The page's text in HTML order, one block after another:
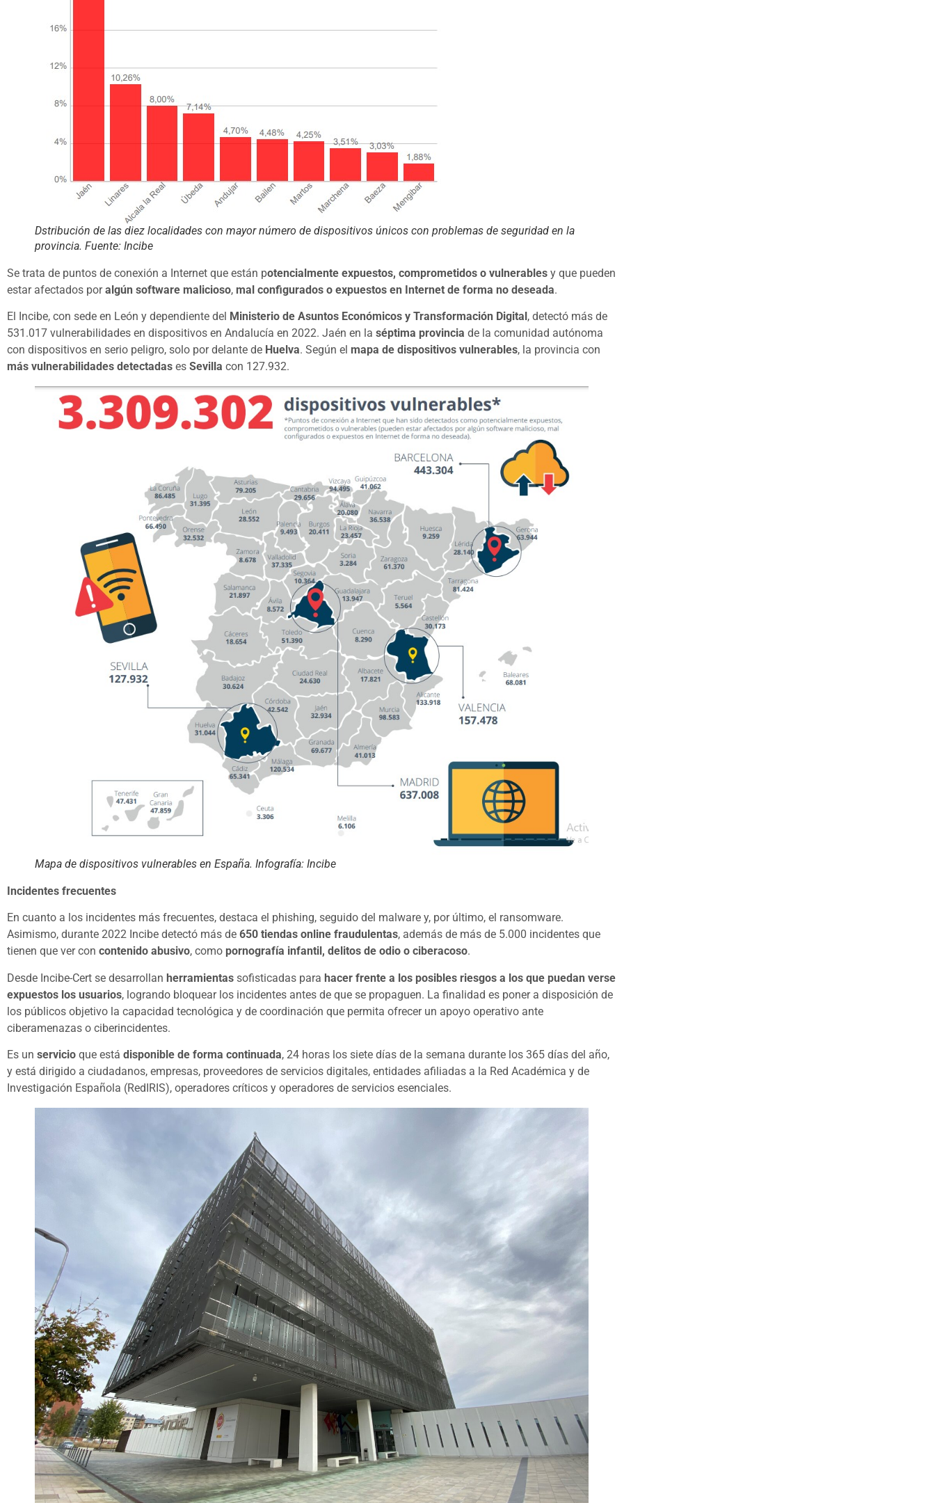
Dstribución de las diez localidades con mayor número de dispositivos únicos con problemas de seguridad en la
provincia. Fuente: Incibe
Se trata de puntos de conexión a Internet que están potencialmente expuestos, comprometidos o vulnerables y que pueden
estar afectados poralgún software malicioso, mal configurados o expuestos en Internet de forma no deseada.
El Incibe, con sede en León y dependiente del Ministerio de Asuntos Económicos y Transformación Digital , detectó más de
531.017 vulnerabilidades en dispositivos en Andalucía en 2022. Jaén en la séptima provincia de la comunidad autónoma
con dispositivos en serio peligro, solo por delante de Huelva. Según el mapa de dispositivos vulnerables, la provincia con
más vulnerabilidades detectadas es Sevilla con 127.932.
Mapa de dispositivos vulnerables en España. Infografía: Incibe
Incidentes frecuentes
En cuanto a los incidentes más frecuentes, destaca el phishing, seguido del malware y, por último, el ransomware.
Asimismo, durante 2022 Incibe detectó más de 650 tiendas online fraudulentas, además de más de 5.000 incidentes que
tienen que ver con contenido abusivo, como pornografía infantil, delitos de odio o ciberacoso.
Desde Incibe-Cert se desarrollan herramientas sofisticadas para hacer frente a los posibles riesgos a los que puedan verse
expuestos los usuarios, logrando bloquear los incidentes antes de que se propaguen. La finalidad es poner a disposición de
los públicos objetivo la capacidad tecnológica y de coordinación que permita ofrecer un apoyo operativo ante
ciberamenazas o ciberincidentes.
Es un servicio que está disponible de forma continuada, 24 horas los siete días de la semana durante los 365 días del año,
y está dirigido a ciudadanos, empresas, proveedores de servicios digitales, entidades afiliadas a la Red Académica y de
Investigación Española (RedIRIS), operadores críticos y operadores de servicios esenciales.